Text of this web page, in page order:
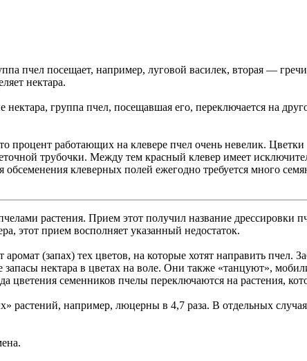
пчел посещает, например, луговой василек, вторая —
нектара.
группа пчел, посещавшая его, переключается на
работающих на клевере пчел очень невелик. Цветки
трубочки. Между тем красный клевер имеет
клеверных полей ежегодно требуется много
растения. Прием этот получил название дрессировки
этот прием восполняет указанный недостаток.
(запах) тех цветов, на которые хотят направить пчел.
нектара в цветах на воле. Они также «танцуют»,
цветения семенников пчелы переключаются на растения,
например, люцерны в 4,7 раза. В отдельных